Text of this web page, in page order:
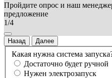
Пройдите опрос и наш
предложение
1/4
Назад Далее
Какая нужна система
Достаточно будет ручной
Нужен электрозапуск